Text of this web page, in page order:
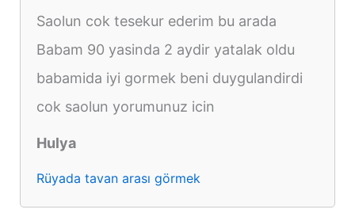
Saolun cok tesekur ederim bu arada
Babam 90 yasinda 2 aydir yatalak oldu
babamida iyi gormek beni duygulandirdi
cok saolun yorumunuz icin
Hulya
Rüyada tavan arası görmek